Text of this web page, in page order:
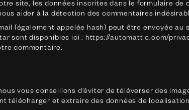
site, les données inscrites dans le formulaire de
aider à la détection des commentaires
(également appelée hash) peut être envoyée
sont disponibles ici : https://automattic.com/
commentaire.
vous conseillons d’éviter de téléverser des
télécharger et extraire des données de